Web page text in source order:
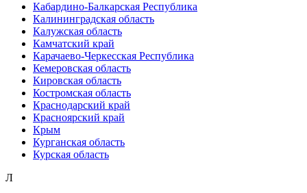
Кабардино-Балкарская Республика
Калининградская область
Калужская область
Камчатский край
Карачаево-Черкесская Республика
Кемеровская область
Кировская область
Костромская область
Краснодарский край
Красноярский край
Крым
Курганская область
Курская область
Л